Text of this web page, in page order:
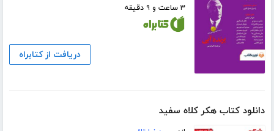
۳ ساعت و ۹ دقیقه
دریافت از کتابراه
دانلود کتاب هکر کلاه سفید